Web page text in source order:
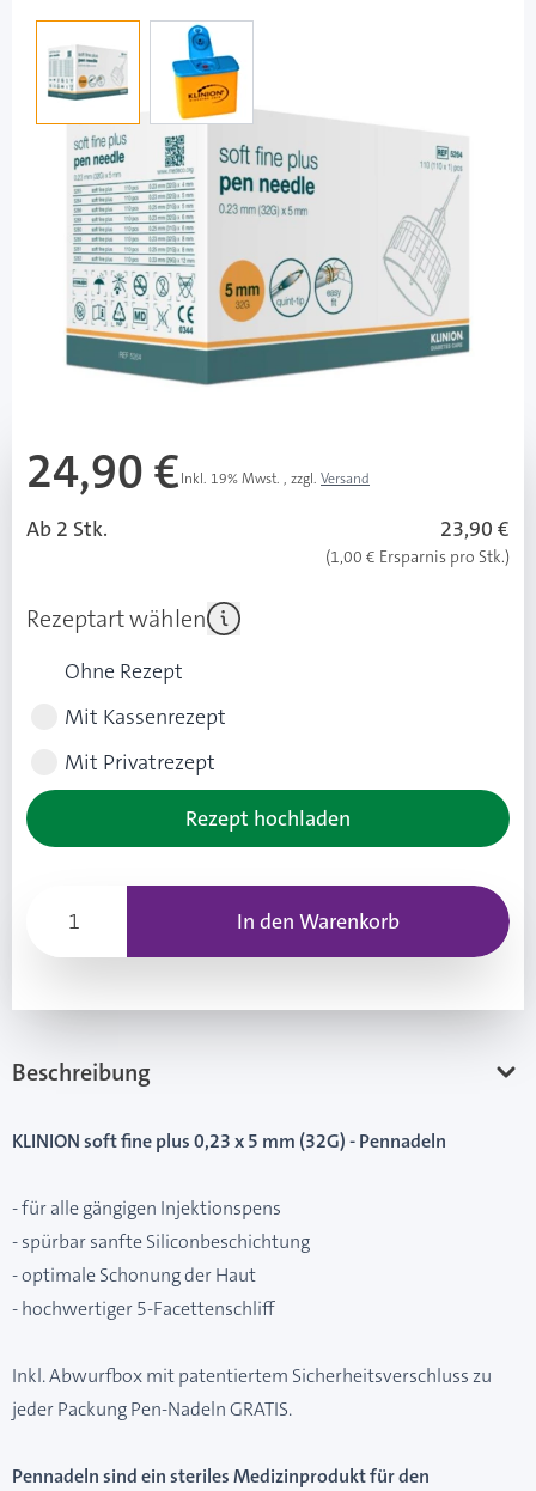
View larger imageView larger image
KLINION
KLINION soft fine plus 0,23 x 5 mm (32G)
- Pennadeln / 110 Stück
PZN: 09076312 / Diashop.de Kat.-Nr.111084
sofort verfügbar
Lieferzeit 1-3 Werktage
Mehr über das Produkt
24,90 €Inkl. 19% Mwst. , zzgl. Versand
Ab 2 Stk. 23,90 €
(1,00 € Ersparnis pro Stk.)
Rezeptart wählen
Ohne Rezept
Mit Kassenrezept
Mit Privatrezept
Rezept hochladen
In den Warenkorb
Beschreibung
KLINION soft fine plus 0,23 x 5 mm (32G) - Pennadeln
- für alle gängigen Injektionspens
- spürbar sanfte Siliconbeschichtung
- optimale Schonung der Haut
- hochwertiger 5-Facettenschliff
Inkl. Abwurfbox mit patentiertem Sicherheitsverschluss zu
jeder Packung Pen-Nadeln GRATIS.
Pennadeln sind ein steriles Medizinprodukt für den